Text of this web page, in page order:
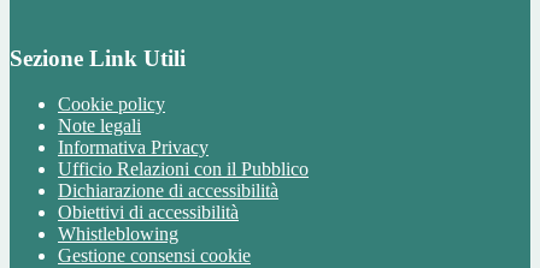
Sezione Link Utili
Cookie policy
Note legali
Informativa Privacy
Ufficio Relazioni con il Pubblico
Dichiarazione di accessibilità
Obiettivi di accessibilità
Whistleblowing
Gestione consensi cookie